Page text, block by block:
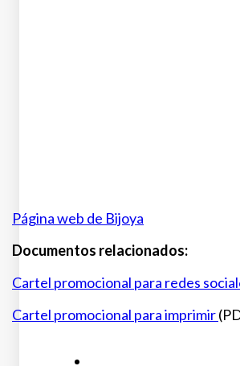
Página web de Bijoya
Documentos relacionados:
Cartel promocional para redes
Cartel promocional para imprimir